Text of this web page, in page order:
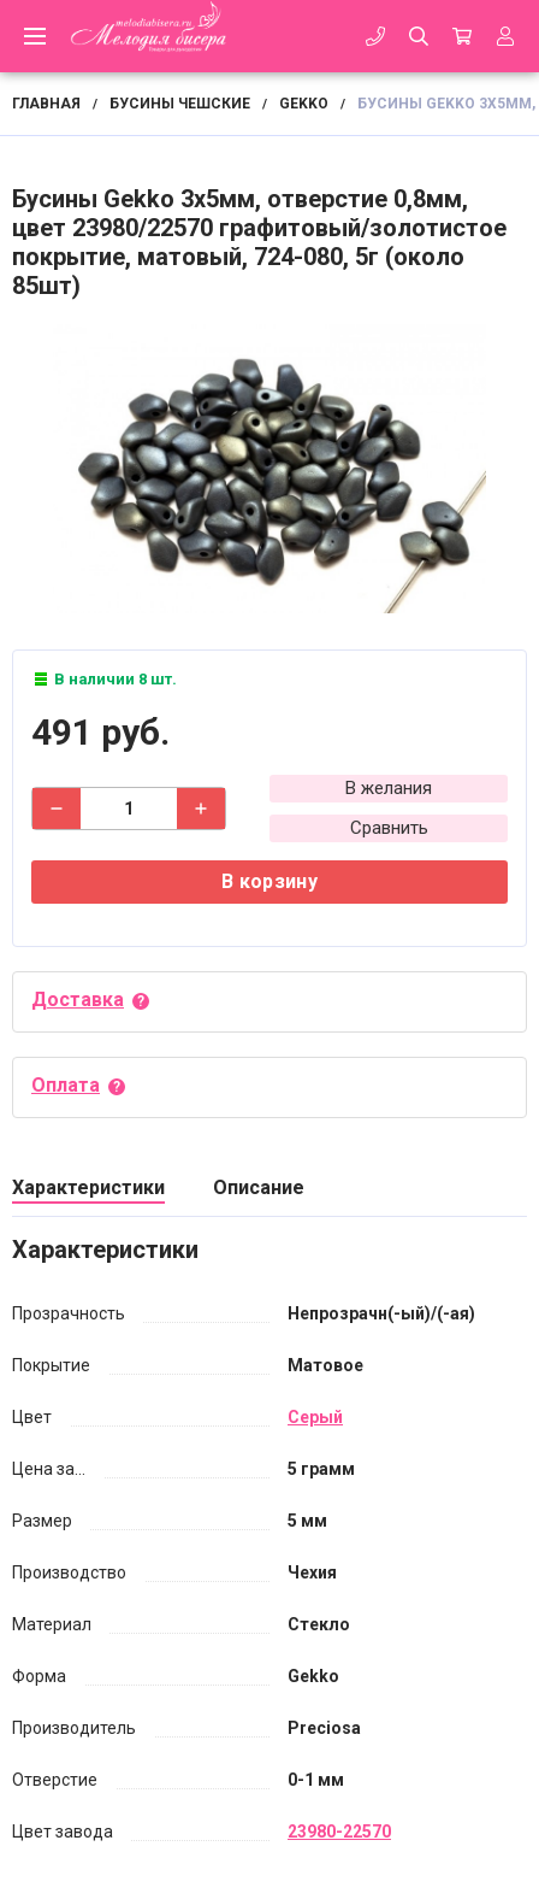
ГЛАВНАЯ / БУСИНЫ ЧЕШСКИЕ / GEKKO / БУСИНЫ GEKKO
Бусины Gekko 3х5мм, отверстие 0,8мм,
цвет 23980/22570 графитовый/золотистое
покрытие, матовый, 724-080, 5г (около
85шт)
В наличии 8 шт.
491 руб.
В желания
Сравнить
В корзину
Доставка
Оплата
Характеристики Описание
Характеристики
Прозрачность Непрозрачн(-ый)/(-ая)
Покрытие Матовое
Цвет Серый
Цена за... 5 грамм
Размер 5 мм
Производство Чехия
Материал Стекло
Форма Gekko
Производитель Preciosa
Отверстие 0-1 мм
Цвет завода 23980-22570